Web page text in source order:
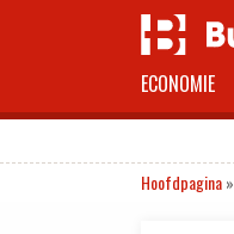
ECONOMIE
Hoofdpagina»